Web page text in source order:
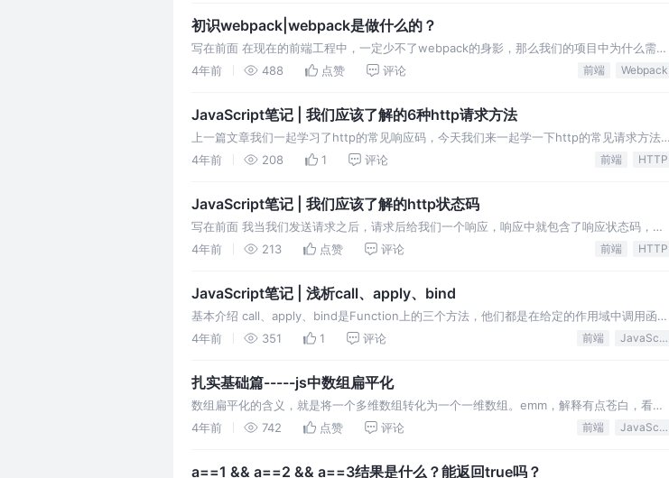
初识webpack|webpack是做什么的？
写在前面 在现在的前端工程中，一定少不了webpack的身影，那么我们的项目中为什么需要
用到webpack呢？下面我看来一起了解一下。
4年前 488 点赞 评论 前端 Webpack
JavaScript笔记 | 我们应该了解的6种http请求方法
上一篇文章我们一起学习了http的常见响应码，今天我们来一起学一下http的常见请求方法
吧，其实准确来说也不能说常见方法，因为日常我们基本全都使用`GET`or`POST`一把梭，
4年前 208 1 评论 前端 HTTP
JavaScript笔记 | 我们应该了解的http状态码
写在前面 我当我们发送请求之后，请求后给我们一个响应，响应中就包含了响应状态码，如
图这里就是我请求掘金首页返回的响应状态码了。 状态码为
4年前 213 点赞 评论 前端 HTTP
JavaScript笔记 | 浅析call、apply、bind
基本介绍 call、apply、bind是Function上的三个方法，他们都是在给定的作用域中调用函
数。先来看一下他们的基本语法。如下
4年前 351 1 评论 前端 JavaScript
扎实基础篇-----js中数组扁平化
数组扁平化的含义，就是将一个多维数组转化为一个一维数组。emm，解释有点苍白，看一
个例子🌰 ```js const arr = [1, [2, 3], 4]; const flatArr = [1,
4年前 742 点赞 评论 前端 JavaScript
a==1 && a==2 && a==3结果是什么？能返回true吗？